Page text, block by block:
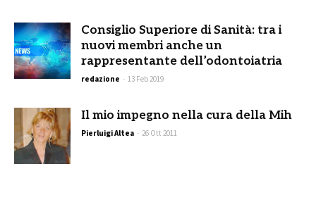
Consiglio Superiore di Sanità: tra i
nuovi membri anche un
rappresentante dell’odontoiatria
redazione - 13 Feb 2019
Il mio impegno nella cura della Mih
Pierluigi Altea - 26 Ott 2011